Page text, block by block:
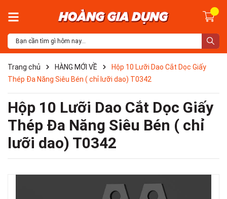
Trang chủ HÀNG MỚI VỀ
Hộp 10 Lưỡi Dao Cắt Dọc Giấy
Thép Đa Năng Siêu Bén ( chỉ lưỡi dao) T0342
Hộp 10 Lưỡi Dao Cắt Dọc Giấy
Thép Đa Năng Siêu Bén ( chỉ
lưỡi dao) T0342